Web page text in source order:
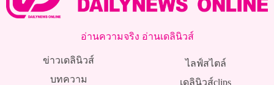
อ่านความจริง อ่านเดลินิวส์
ข่าวเดลินิวส์
บทความ
ไลฟ์สไตล์
เดลินิวส์clips